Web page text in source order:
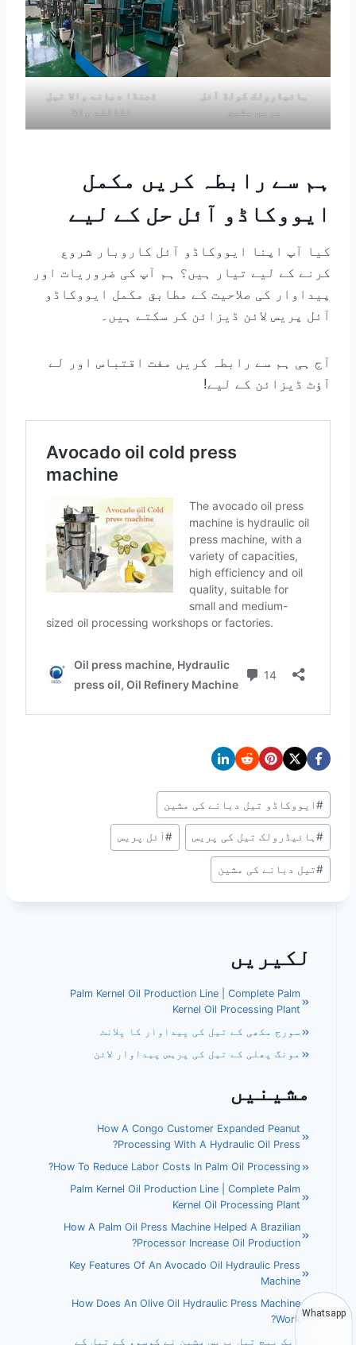
ہائیڈرولک کولڈ آئل
پریس مشین
ٹھنڈا دبانے والا تیل
نکالنے والا
ہم سے رابطہ کریں مکمل
ایووکاڈو آئل حل کے لیے
کیا آپ اپنا ایووکاڈو آئل کاروبار شروع
کرنے کے لیے تیار ہیں؟ ہم آپ کی ضروریات اور
پیداوار کی صلاحیت کے مطابق مکمل ایووکاڈو
آئل پریس لائن ڈیزائن کر سکتے ہیں۔
آج ہی ہم سے رابطہ کریں مفت اقتباس اور لے
آؤٹ ڈیزائن کے لیے!
Post
Tags:
#ایووکاڈو تیل دبانے کی مشین
# ہائیڈرولک تیل کی پریس #آئل پریس
#تیل دبانے کی مشین
لکیریں
Palm Kernel Oil Production Line | Complete Palm
Kernel Oil Processing Plant
سورج مکھی کے تیل کی پیداوار کا پلانٹ
مونگ پھلی کے تیل کی پریس پیداوار لائن
مشینیں
How A Congo Customer Expanded Peanut
Processing With A Hydraulic Oil Press?
How To Reduce Labor Costs In Palm Oil Processing?
Palm Kernel Oil Production Line | Complete Palm
Kernel Oil Processing Plant
How A Palm Oil Press Machine Helped A Brazilian
Processor Increase Oil Production?
Key Features Of An Avocado Oil Hydraulic Press
Machine
How Does An Olive Oil Hydraulic Press Machine
Work?
ایک پیچ تیل پریس مشین نے کوسوو کے تیل کے
Whatsapp